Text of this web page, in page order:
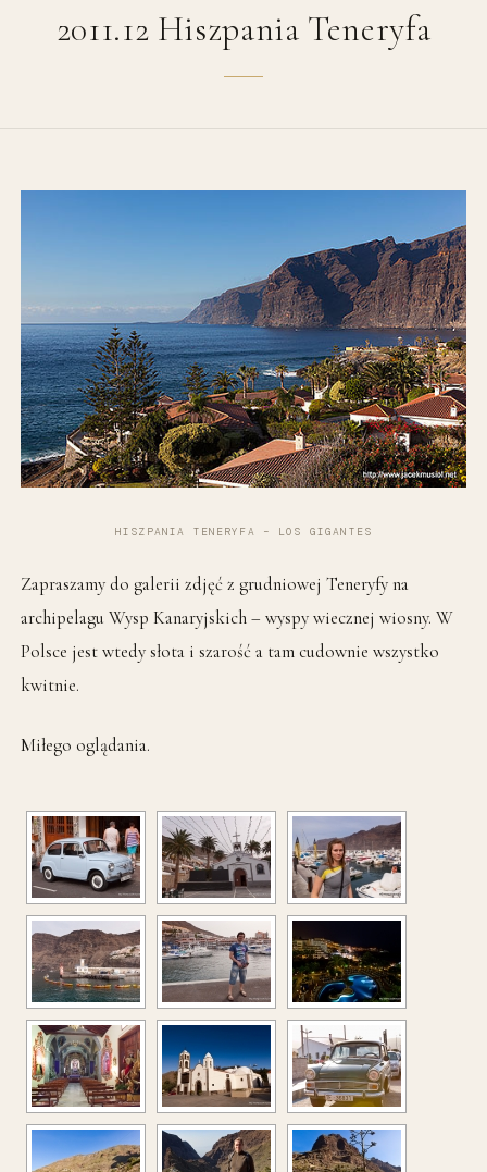
2011.12 Hiszpania Teneryfa
HISZPANIA TENERYFA – LOS GIGANTES
Zapraszamy do galerii zdjęć z grudniowej Teneryfy na
archipelagu Wysp Kanaryjskich – wyspy wiecznej wiosny. W
Polsce jest wtedy słota i szarość a tam cudownie wszystko
kwitnie.
Miłego oglądania.